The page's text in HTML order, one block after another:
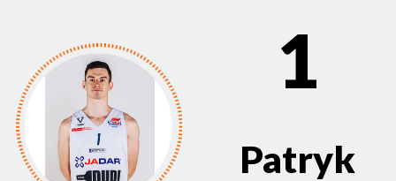
1
Patryk